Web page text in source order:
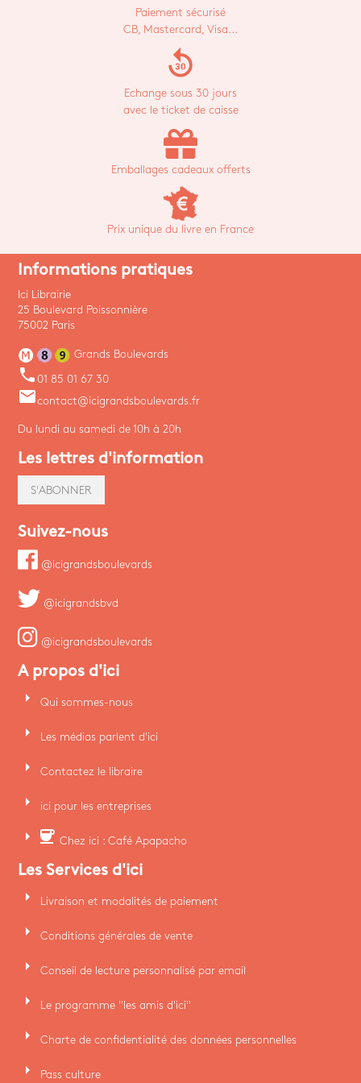
Paiement sécurisé
CB, Mastercard, Visa...
replay_30
Echange sous 30 jours
avec le ticket de caisse
Emballages cadeaux offerts
Prix unique du livre en France
Informations pratiques
Ici Librairie
25 Boulevard Poissonnière
75002 Paris
Grands Boulevards
phone 01 85 01 67 30
emailcontact@icigrandsboulevards.fr
Du lundi au samedi de 10h à 20h
Les lettres d'information
S'ABONNER
Suivez-nous
@icigrandsboulevards
@icigrandsbvd
@icigrandsboulevards
A propos d'ici
arrow_right Qui sommes-nous
arrow_right Les médias parlent d'ici
arrow_right Contactez le libraire
arrow_right ici pour les entreprises
arrow_right coffee Chez ici : Café Apapacho
Les Services d'ici
arrow_right Livraison et modalités de paiement
arrow_right Conditions générales de vente
arrow_right Conseil de lecture personnalisé par email
arrow_right Le programme "les amis d'ici"
arrow_right Charte de confidentialité des données personnelles
arrow_right Pass culture